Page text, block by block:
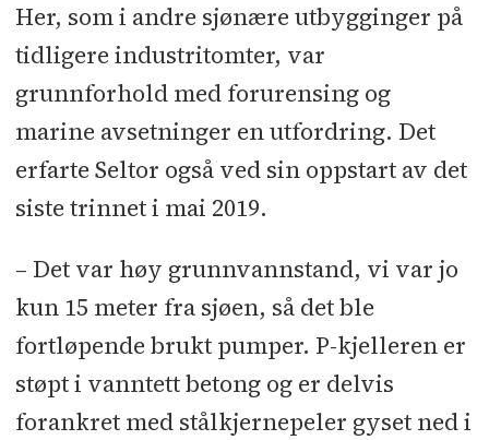
Her, som i andre sjønære utbygginger på
tidligere industritomter, var
grunnforhold med forurensing og
marine avsetninger en utfordring. Det
erfarte Seltor også ved sin oppstart av det
siste trinnet i mai 2019.
– Det var høy grunnvannstand, vi var jo
kun 15 meter fra sjøen, så det ble
fortløpende brukt pumper. P-kjelleren er
støpt i vanntett betong og er delvis
forankret med stålkjernepeler gyset ned i